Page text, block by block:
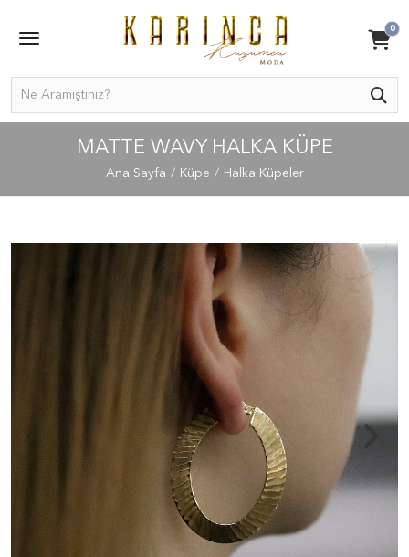
0
MATTE WAVY HALKA KÜPE
Ana Sayfa Küpe Halka Küpeler